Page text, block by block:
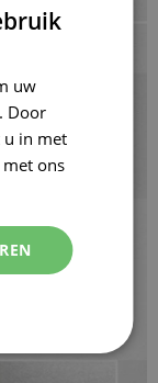
uw
Door
u in met
ons